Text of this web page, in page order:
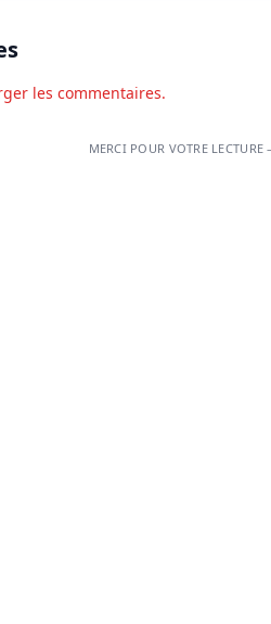
les commentaires.
MERCI POUR VOTRE